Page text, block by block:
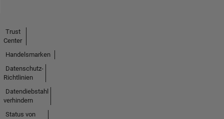
Trust
Center
Handelsmarken
Datenschutz-
Richtlinien
Datendiebstahl
verhindern
Status von